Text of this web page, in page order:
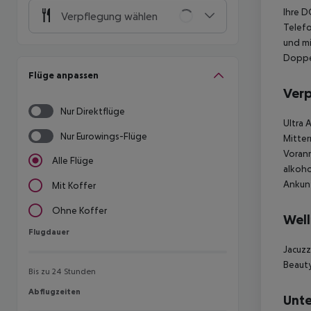
Verpflegung wählen
Flüge anpassen
Nur Direktflüge
Nur Eurowings-Flüge
Alle Flüge
Mit Koffer
Ohne Koffer
Flugdauer
Flugdauer
Bis zu 24 Stunden
Abflugzeiten
Abflugzeiten
Ihre
und
Ultra